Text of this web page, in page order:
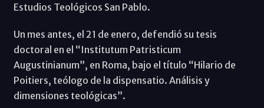
Estudios Teológicos San Pablo.
Un mes antes, el 21 de enero, defendió su tesis
doctoral en el “Institutum Patristicum
Augustinianum”, en Roma, bajo el título “Hilario de
Poitiers, teólogo de la dispensatio. Análisis y
dimensiones teológicas”.